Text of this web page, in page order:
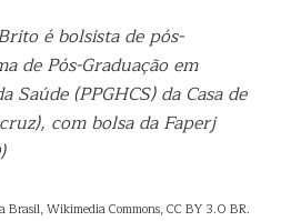
é bolsista de pós-
de Pós-Graduação em
Saúde (PPGHCS) da Casa de
com bolsa da Faperj
Brasil, Wikimedia Commons, CC BY 3.0 BR.